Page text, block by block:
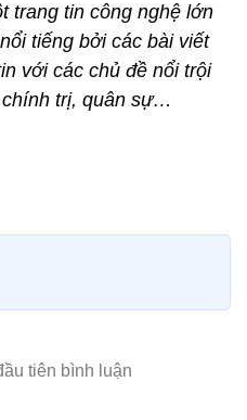
trang tin công nghệ lớn
tiếng bởi các bài viết
với các chủ đề nổi trội
trị, quân sự…